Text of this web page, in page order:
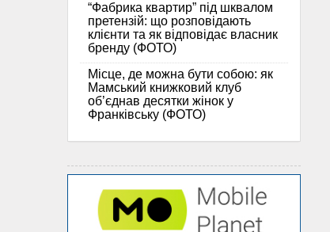
“Фабрика квартир” під шквалом
претензій: що розповідають
клієнти та як відповідає власник
бренду (ФОТО)
Місце, де можна бути собою: як
Мамський книжковий клуб
об’єднав десятки жінок у
Франківську (ФОТО)